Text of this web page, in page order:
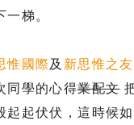
梯。
惟國際及 新思惟之友
同學的心得業配文
起起伏伏，這時候